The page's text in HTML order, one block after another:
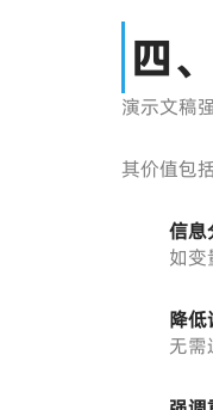
四
演示文稿
其价值包括
信息
如变
降低
无需